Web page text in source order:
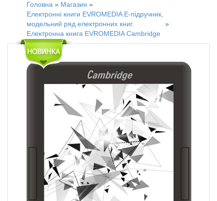
Головна » Магазин »
Електронні книги EVROMEDIA E-підручник,
модельний ряд електронних книг.
»
Електронна книга EVROMEDIA Cambridge